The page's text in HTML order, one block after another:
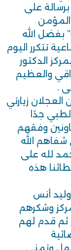
على
بفضل الله
تتكرر اليوم
الدكتور
والعظيم
.
زيارتي
جدًا
وفقهم
شفاهم الله
لله على
هذه
وليد أنس
وشكرهم
ثم قدم لهم